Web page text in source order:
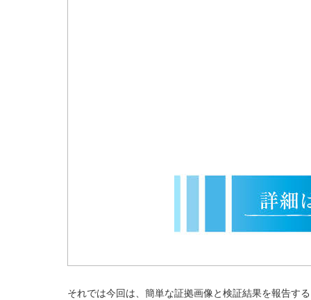
それでは今回は、簡単な証拠画像と検証結果を報告する